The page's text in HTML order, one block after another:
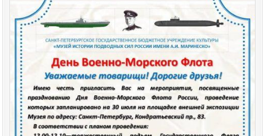
Posted
in